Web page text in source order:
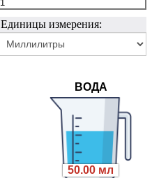
Единицы измерения:
ВОДА
50.00 мл